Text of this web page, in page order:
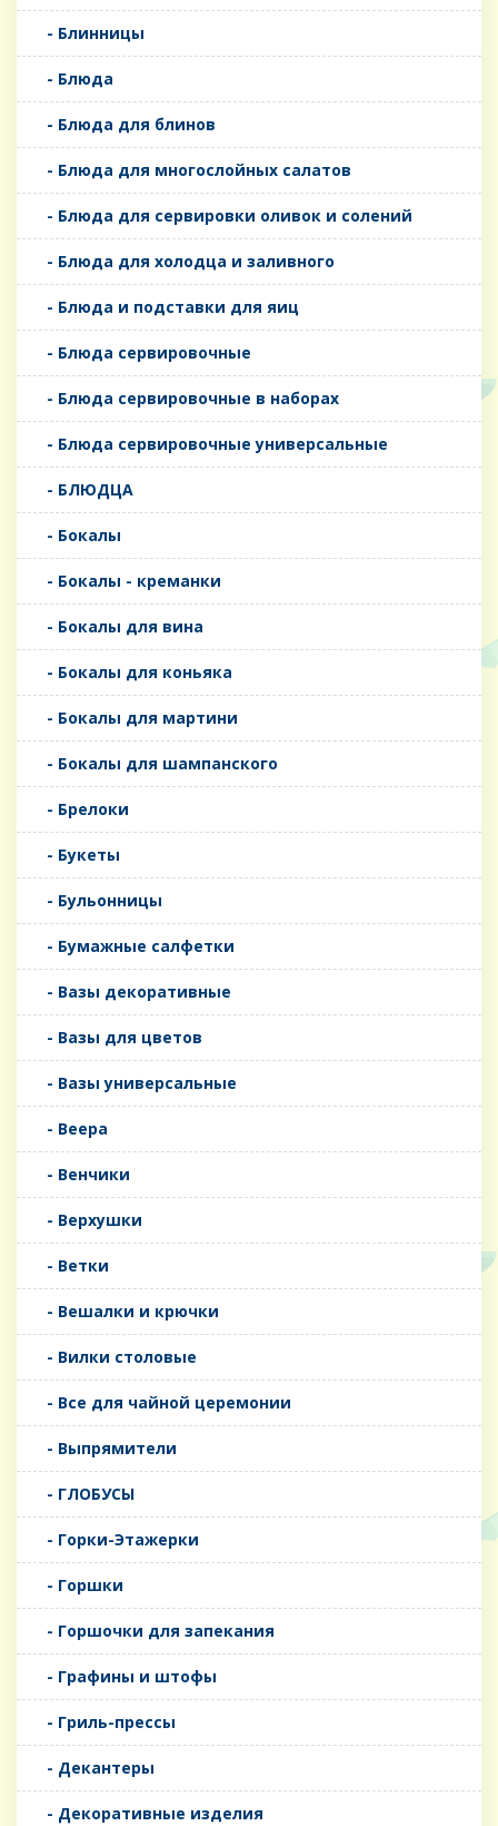
- Блинницы
- Блюда
- Блюда для блинов
- Блюда для многослойных салатов
- Блюда для сервировки оливок и солений
- Блюда для холодца и заливного
- Блюда и подставки для яиц
- Блюда сервировочные
- Блюда сервировочные в наборах
- Блюда сервировочные универсальные
- БЛЮДЦА
- Бокалы
- Бокалы - креманки
- Бокалы для вина
- Бокалы для коньяка
- Бокалы для мартини
- Бокалы для шампанского
- Брелоки
- Букеты
- Бульонницы
- Бумажные салфетки
- Вазы декоративные
- Вазы для цветов
- Вазы универсальные
- Веера
- Венчики
- Верхушки
- Ветки
- Вешалки и крючки
- Вилки столовые
- Все для чайной церемонии
- Выпрямители
- ГЛОБУСЫ
- Горки-Этажерки
- Горшки
- Горшочки для запекания
- Графины и штофы
- Гриль-прессы
- Декантеры
- Декоративные изделия